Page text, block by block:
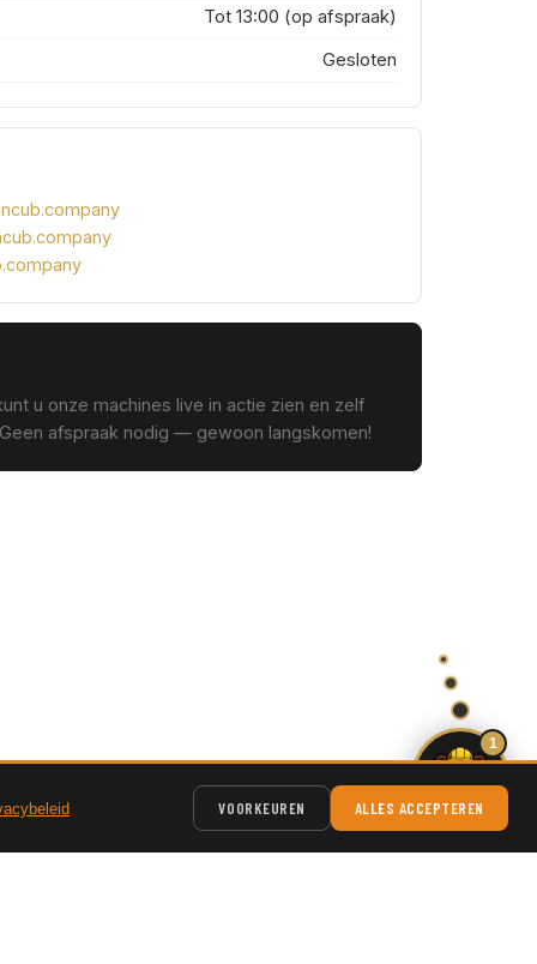
Tot 13:00 (op afspraak)
Gesloten
u onze machines live in actie zien en zelf
afspraak nodig — gewoon langskomen!
1
VOORKEUREN ALLES ACCEPTEREN